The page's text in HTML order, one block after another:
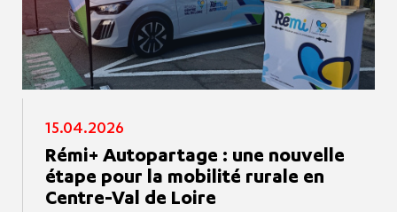
15.04.2026
Rémi+ Autopartage : une nouvelle
étape pour la mobilité rurale en
Centre-Val de Loire